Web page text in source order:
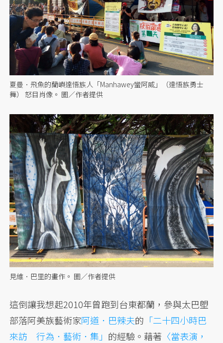
夏曼．飛魚的蘭嶼達悟族人「Manhawey蠻阿威」（達悟族勇士
舞） 怒目肖像。 圖／作者提供
見維．巴里的畫作。 圖／作者提供
這倒讓我想起2010年曾跑到台東都蘭，參與太巴塱
部落阿美族藝術家阿道．巴辣夫的 「二十四小時巴
來訪 行為．藝術．集」 的經驗。藉著 〈當表演，